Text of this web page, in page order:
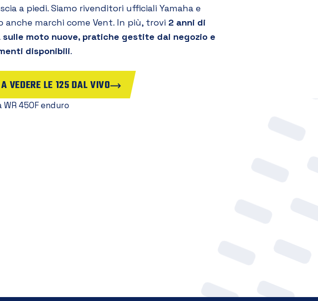
a piedi. Siamo rivenditori ufficiali Yamaha e
anche marchi come Vent. In più, trovi 2 anni di
sulle moto nuove, pratiche gestite dal negozio e
disponibili.
VEDERE LE 125 DAL VIVO